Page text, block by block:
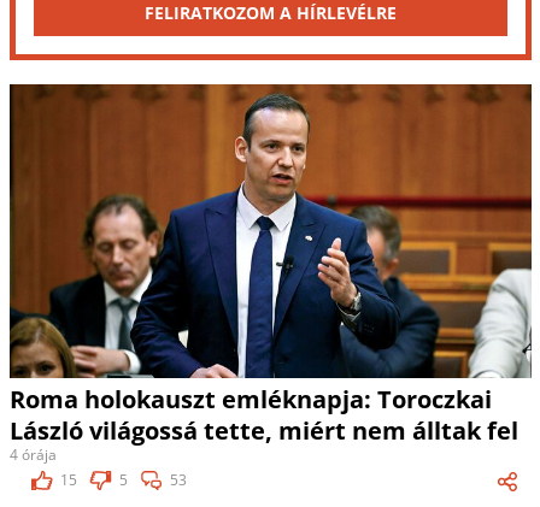
FELIRATKOZOM A HÍRLEVÉLRE
Roma holokauszt emléknapja: Toroczkai
László világossá tette, miért nem álltak fel
4 órája
15
5 53